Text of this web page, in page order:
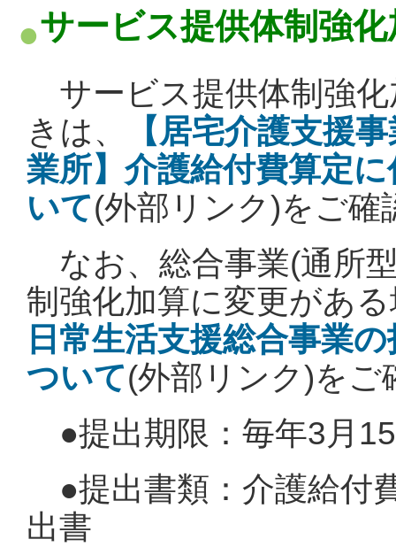
サービス提供体制強
サービス提供体制強
きは、
【居宅介護支援
業所】介護給付費算定
いて(外部リンク)をご確
なお、総合事業(通所
制強化加算に変更があ
日常生活支援総合事業
ついて(外部リンク)をご
●提出期限：毎年3月
●提出書類：介護給付
出書